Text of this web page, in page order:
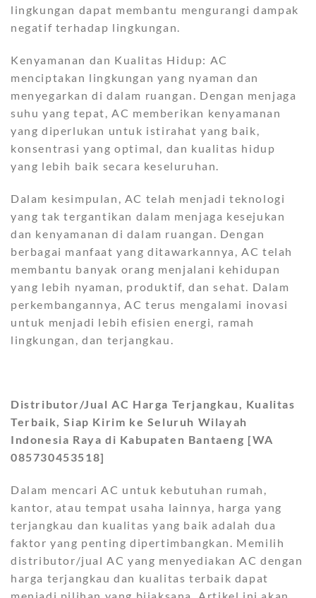
lingkungan dapat membantu mengurangi dampak
negatif terhadap lingkungan.
Kenyamanan dan Kualitas Hidup: AC
menciptakan lingkungan yang nyaman dan
menyegarkan di dalam ruangan. Dengan menjaga
suhu yang tepat, AC memberikan kenyamanan
yang diperlukan untuk istirahat yang baik,
konsentrasi yang optimal, dan kualitas hidup
yang lebih baik secara keseluruhan.
Dalam kesimpulan, AC telah menjadi teknologi
yang tak tergantikan dalam menjaga kesejukan
dan kenyamanan di dalam ruangan. Dengan
berbagai manfaat yang ditawarkannya, AC telah
membantu banyak orang menjalani kehidupan
yang lebih nyaman, produktif, dan sehat. Dalam
perkembangannya, AC terus mengalami inovasi
untuk menjadi lebih efisien energi, ramah
lingkungan, dan terjangkau.
Distributor/Jual AC Harga Terjangkau, Kualitas
Terbaik, Siap Kirim ke Seluruh Wilayah
Indonesia Raya di Kabupaten Bantaeng [WA
085730453518]
Dalam mencari AC untuk kebutuhan rumah,
kantor, atau tempat usaha lainnya, harga yang
terjangkau dan kualitas yang baik adalah dua
faktor yang penting dipertimbangkan. Memilih
distributor/jual AC yang menyediakan AC dengan
harga terjangkau dan kualitas terbaik dapat